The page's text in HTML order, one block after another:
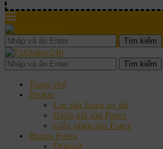
Tìm kiếm
Tìm kiếm
Trang chủ
Broker
List sàn forex uy tín
Đánh giá sàn Forex
Giấy phép sàn Forex
Bonus Forex
Deposit